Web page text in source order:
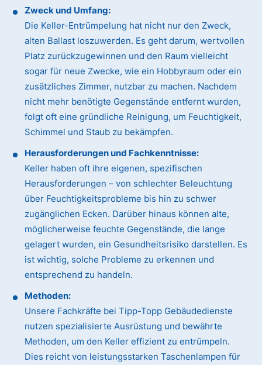
Zweck und Umfang:
Die Keller-Entrümpelung hat nicht nur den Zweck,
alten Ballast loszuwerden. Es geht darum, wertvollen
Platz zurückzugewinnen und den Raum vielleicht
sogar für neue Zwecke, wie ein Hobbyraum oder ein
zusätzliches Zimmer, nutzbar zu machen. Nachdem
nicht mehr benötigte Gegenstände entfernt wurden,
folgt oft eine gründliche Reinigung, um Feuchtigkeit,
Schimmel und Staub zu bekämpfen.
Herausforderungen und Fachkenntnisse:
Keller haben oft ihre eigenen, spezifischen
Herausforderungen – von schlechter Beleuchtung
über Feuchtigkeitsprobleme bis hin zu schwer
zugänglichen Ecken. Darüber hinaus können alte,
möglicherweise feuchte Gegenstände, die lange
gelagert wurden, ein Gesundheitsrisiko darstellen. Es
ist wichtig, solche Probleme zu erkennen und
entsprechend zu handeln.
Methoden:
Unsere Fachkräfte bei Tipp-Topp Gebäudedienste
nutzen spezialisierte Ausrüstung und bewährte
Methoden, um den Keller effizient zu entrümpeln.
Dies reicht von leistungsstarken Taschenlampen für